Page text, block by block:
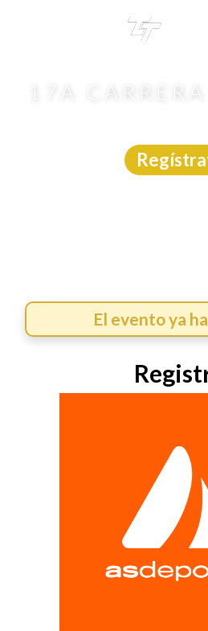
17A
El evento ya